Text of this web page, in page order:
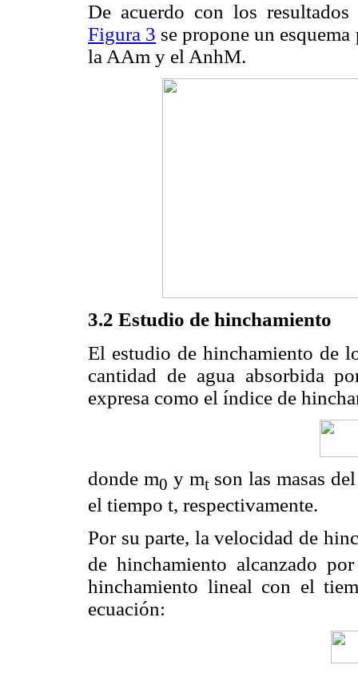
De acuerdo con los
Figura 3 se propone un
la AAm y el AnhM.
3.2 Estudio de hinchamiento
El estudio de hinchamiento de
cantidad de agua absorbida
expresa como el índice de
donde m0 y mtson las masas
el tiempo t, respectivamente.
Por su parte, la velocidad de
de hinchamiento alcanzado
hinchamiento lineal con el
ecuación: